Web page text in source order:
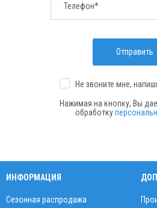
Телефон*
Отправить
Не звоните мне,
Нажимая на кнопку, Вы
обработку
ИНФОРМАЦИЯ
Сезонная распродажа